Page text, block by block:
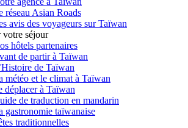
réseau Asian Roads
avis des voyageurs sur Taïwan
votre séjour
hôtels partenaires
de partir à Taïwan
de Taïwan
météo et le climat à Taïwan
déplacer à Taïwan
de traduction en mandarin
gastronomie taïwanaise
traditionnelles